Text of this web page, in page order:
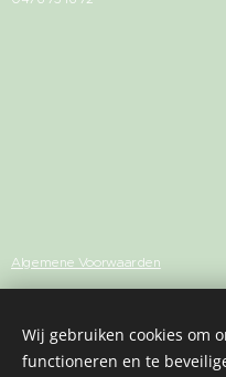
Algemene Voorwaarden
Volg me opFacebookofInstagram
Wij gebruiken cookies om
functioneren en te